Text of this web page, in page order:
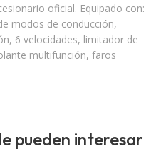
oficial. Equipado con:
modos de conducción,
6 velocidades, limitador de
multifunción, faros
pueden interesar